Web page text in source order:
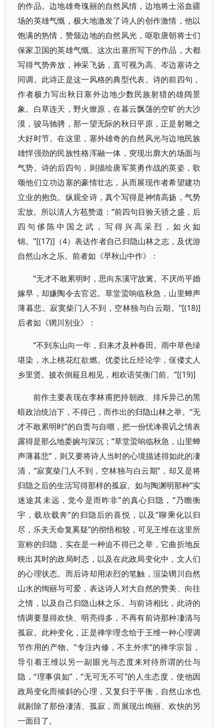
的作品。边地雄奇瑰丽的自然风情，边地将士浴血疆
场的英雄气慨，极大地激发了诗人的创作激情，他以
饱满的热情，赞颁边地的自然风光，呕歌唐朝将士们
保家卫国的英雄气慨。这次出塞所写下的作品，大都
写得气势奔放，神采飞扬，直可视为高、岑边塞诗之
同调。此诗正是这一风格的典型代表。诗的前四句，
作者极力写出秋日塞外边地少数民族射猎的雄阔景
象。白草连天，野火燎原，在暮云飘荡的空旷的大沙
漠，骏马驰骋，那一望无际的秋日平原，正是射雕之
大好时节。在这里，塞外雄奇的自然风光与边地民族
雄悍强劲的民族性格浑融一体，突现出廓大的场面与
气势。诗的后四句，则描绘唐军英勇作战的英姿，歌
颂他们立功边塞的豪情壮志，从而展现作者希望建功
立业的抱负。纵观全诗，真个写得是神情高扬，气势
宏放。所以清人方苞赞道：“前四句目验天骄之盛，后
四句侈陈中国之武，写得兴高采烈，如火如
锦。”[(17)]（4）表达作者自己归隐山林之志，及优游
自然山水之乐。前者如《早秋山中作》：
“无才不敢累明时，思向东溪守故篱。不厌尚平婚
嫁早，却嫌陶令去官迟。草堂蛩响临秋急，山里蝉声
薄暮悲。寂寞柴门人不到，空林独与白云期。”[(18)]
后者如《辋川别业》：
“不到东山向一年，归来才及种春田。雨中草色绿
堪染，水上桃花红欲燃。优娄比丘经论学，伛偻丈人
乡里贤。披衣倒屣且相见，相欢语笑衡门前。”[(19)]
前作主要表现在李林甫把持朝政、排斥异己的黑
暗政治统治下，不得已，而作出的归隐山林之举。“无
才不敢累明时”的自责与自嘲，把一份忧谗畏讥之情表
露得是那么地委婉与深沉；“草堂蛩响临秋急，山里蝉
声薄暮悲”，则又要将诗人当时的心境描述得如此的凄
清，“寂寞柴门人不到，空林独与白云期”，却又是将
归隐之后的生活写得那样的孤寂。如与陶渊明那种“实
迷途其未远，觉今是而昨非”的真心归隐，“乃瞻衡
宇，载欣载奔”的归隐后的喜悦，以及“聊乘化以归
尽，乐夫天命复奚疑”的彻悟相较，可见王维在这里所
宣称的归隐，实在是一种迫不得已之举，它曲折地反
映出其时的政局时态，以及在此政局变化中，文人们
的心理状态。而后诗却用浓烈的笔触，渲染辋川自然
山水的绚丽与可爱，表达诗人对大自然的赞美、向往
之情，以及自己归隐山林之乐。与前诗相比，此诗的
情调要显得欢快、明亮得多，不再有前诗那种凄清与
孤寂。此种变化，正是禅学理念给于王维一种心理调
节作用的产物。“专注内修，不主外求”的禅学宗旨，
导引着王维以另一副眼光与态度来对待所谓的仕与
隐，“理事俱如”，“无可无不可”的人生态度，使他因
政局变化而倾斜的心理，又复归于平衡，自然山水也
就剔除了那份凄清、孤寂，而展现出绚丽、欢快的另
一面目了。